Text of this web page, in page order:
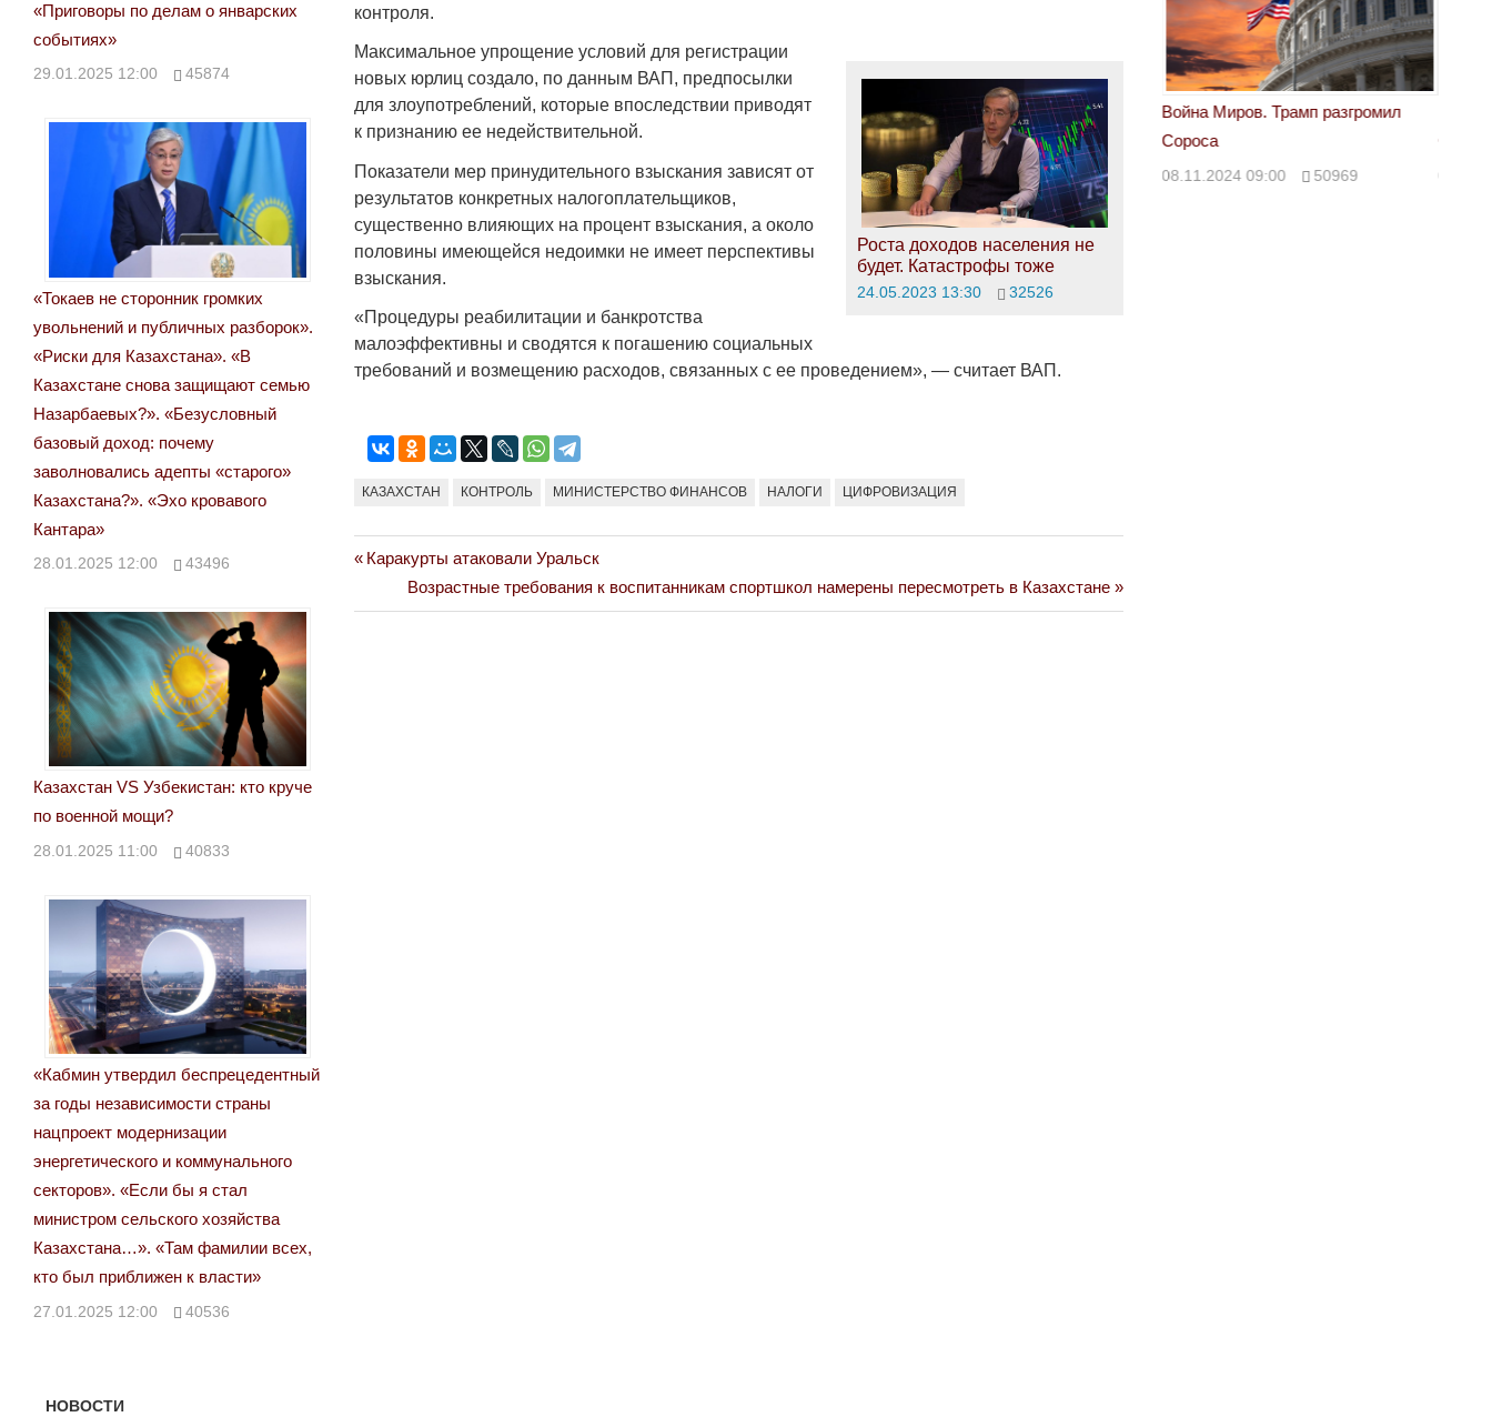
контроля.
Роста доходов населения не
будет. Катастрофы тоже
24.05.2023 13:30 32526
Максимальное упрощение условий для регистрации
новых юрлиц создало, по данным ВАП, предпосылки
для злоупотреблений, которые впоследствии приводят
к признанию ее недействительной.
Показатели мер принудительного взыскания зависят от
результатов конкретных налогоплательщиков,
существенно влияющих на процент взыскания, а около
половины имеющейся недоимки не имеет перспективы
взыскания.
«Процедуры реабилитации и банкротства
малоэффективны и сводятся к погашению социальных
требований и возмещению расходов, связанных с ее проведением», — считает ВАП.
КАЗАХСТАН КОНТРОЛЬ МИНИСТЕРСТВО ФИНАНСОВ НАЛОГИ ЦИФРОВИЗАЦИЯ
Навигация
по
Previous
Каракурты атаковали Уральск
Next
Post:
Возрастные требования к воспитанникам спортшкол намерены пересмотреть в Казахстане
«Приговоры по делам о январских
событиях»
29.01.2025 12:00 45874
«Токаев не сторонник громких
увольнений и публичных разборок».
«Риски для Казахстана». «В
Казахстане снова защищают семью
Назарбаевых?». «Безусловный
базовый доход: почему
заволновались адепты «старого»
Казахстана?». «Эхо кровавого
Кантара»
28.01.2025 12:00 43496
Казахстан VS Узбекистан: кто круче
по военной мощи?
28.01.2025 11:00 40833
«Кабмин утвердил беспрецедентный
за годы независимости страны
нацпроект модернизации
энергетического и коммунального
секторов». «Если бы я стал
министром сельского хозяйства
Казахстана…». «Там фамилии всех,
кто был приближен к власти»
27.01.2025 12:00 40536
НОВОСТИ
Война Миров. Трамп разгромил
Сороса
08.11.2024 09:00 50969
Война Миров. Трамп разгромил
Сороса
08.11.2024 09:00 50969